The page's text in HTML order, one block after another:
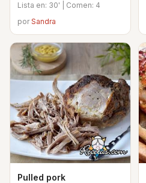
Lista en: 30' | Comen: 4
porSandra
Pulled pork